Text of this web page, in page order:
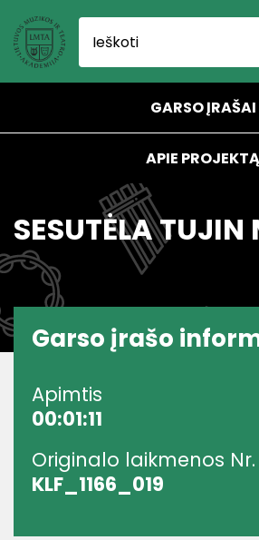
GARSO ĮRAŠAI
APIE PROJEKTĄ
SESUTĖLA TUJIN
Garso įrašo
Apimtis
00:01:11
Originalo laikmenos Nr.
KLF_1166_019